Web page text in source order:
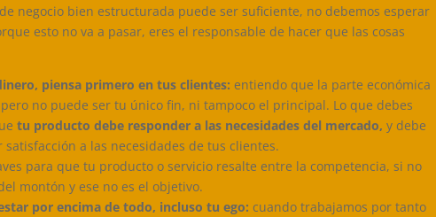
negocio bien estructurada puede ser suficiente, no debemos esperar
esto no va a pasar, eres el responsable de hacer que las cosas
piensa primero en tus clientes: entiendo que la parte económica
no puede ser tu único fin, ni tampoco el principal. Lo que debes
tu producto debe responder a las necesidades del mercado, y debe
a las necesidades de tus clientes.
para que tu producto o servicio resalte entre la competencia, si no
montón y ese no es el objetivo.
por encima de todo, incluso tu ego: cuando trabajamos por tanto